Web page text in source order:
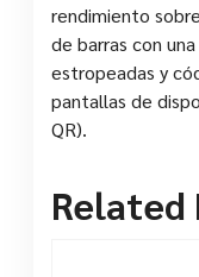
rendimiento
de barras con
estropeadas y
pantallas de
QR).
Related